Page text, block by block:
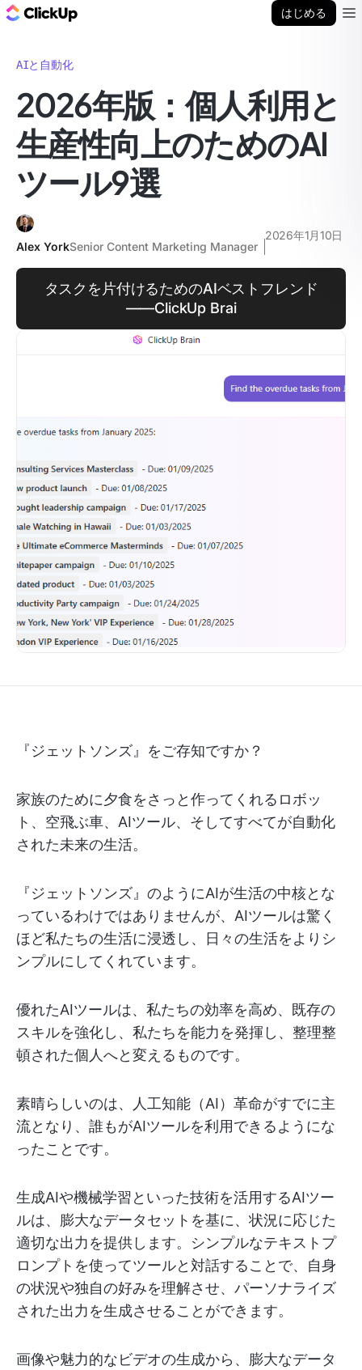
はじめる
AIと自動化
2026年版：個人利用と
生産性向上のためのAI
ツール9選
Alex YorkSenior Content Marketing Manager
2026年1月10日
タスクを片付けるためのAIベストフレンド
――ClickUp Brai
『ジェットソンズ』をご存知ですか？
家族のために夕食をさっと作ってくれるロボッ
ト、空飛ぶ車、AIツール、そしてすべてが自動化
された未来の生活。
『ジェットソンズ』のようにAIが生活の中核とな
っているわけではありませんが、AIツールは驚く
ほど私たちの生活に浸透し、日々の生活をよりシ
ンプルにしてくれています。
優れたAIツールは、私たちの効率を高め、既存の
スキルを強化し、私たちを能力を発揮し、整理整
頓された個人へと変えるものです。
素晴らしいのは、人工知能（AI）革命がすでに主
流となり、誰もがAIツールを利用できるようにな
ったことです。
生成AIや機械学習といった技術を活用するAIツー
ルは、膨大なデータセットを基に、状況に応じた
適切な出力を提供します。シンプルなテキストプ
ロンプトを使ってツールと対話することで、自身
の状況や独自の好みを理解させ、パーソナライズ
された出力を生成させることができます。
画像や魅力的なビデオの生成から、膨大なデータ